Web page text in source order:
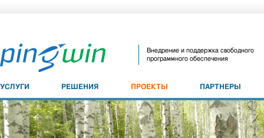
Внедрение и поддержка свободного
программного обеспечения
УСЛУГИ РЕШЕНИЯ ПРОЕКТЫ ПАРТНЕРЫ